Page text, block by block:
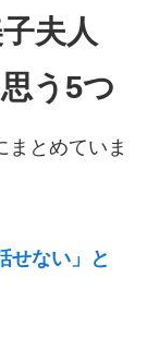
夫人
う5つ
まとめていま
せない」と